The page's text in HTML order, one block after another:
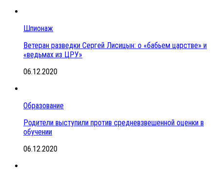
Шпионаж
Ветеран разведки Сергей Лисицын: о «бабьем царстве» и
«ведьмах из ЦРУ»
06.12.2020
Образование
Родители выступили против средневзвешенной оценки в
обучении
06.12.2020